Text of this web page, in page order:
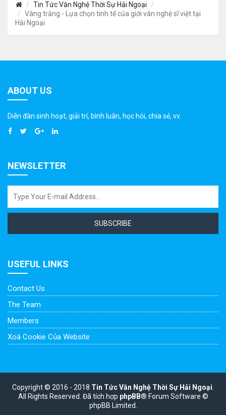
Tin Tức Văn Nghệ Thời Sự Hải Ngoại
Vàng trắng - Lựa chọn tinh tế của giới văn nghệ sĩ việt tại
Hải Ngoại
ABOUT US
Diễn đàn sinh hoạt, giải trí, bình luân, học hỏi, chia sẻ, vv.
NEWSLETTER
SUBSCRIBE
USEFUL LINKS
Contact Us
The Team
Members
Xoá Cookie Của Website
Copyright © 2016 - 2018 Tin Tức Văn Nghệ Thời Sự Hải Ngoại.
All Rights Reserved. Đã tích hợp phpBB® Forum Software ©
phpBB Limited.